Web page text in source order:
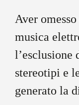
Aver
musica
l’esclusione
stereotipi e
generato la